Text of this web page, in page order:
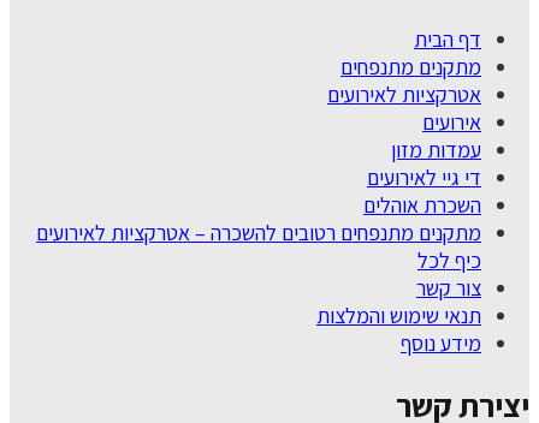
דף הבית
מתקנים מתנפחים
אטרקציות לאירועים
אירועים
עמדות מזון
די גיי לאירועים
השכרת אוהלים
מתקנים מתנפחים רטובים להשכרה – אטרקציות לאירועים
כיף לכל
צור קשר
תנאי שימוש והמלצות
מידע נוסף
יצירת קשר